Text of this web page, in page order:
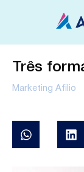
Três
Marketing Afilio